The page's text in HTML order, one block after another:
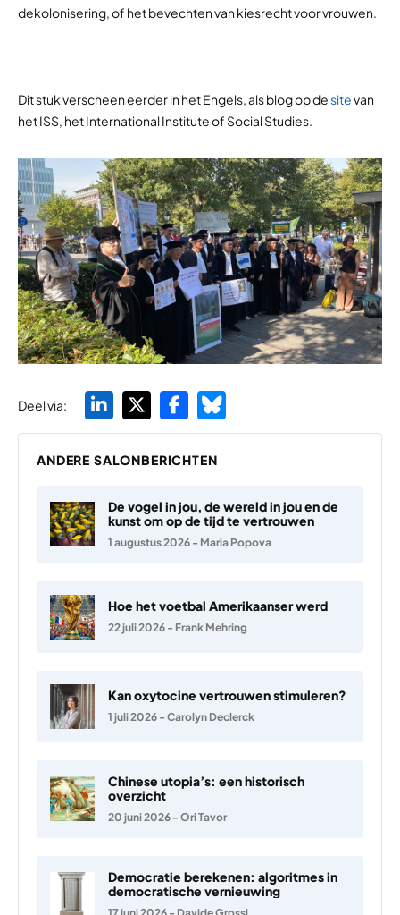
dekolonisering, of het bevechten van kiesrecht voor vrouwen.
Dit stuk verscheen eerder in het Engels, als blog op desitevan
het ISS, hetInternationalInstitute of Social Studies.
Deel via:
ANDERE SALONBERICHTEN
De vogel in jou, de wereld in jou en de
kunst om op de tijd te vertrouwen
1 augustus 2026 - Maria Popova
Hoe het voetbal Amerikaanser werd
22 juli 2026 - Frank Mehring
Kan oxytocine vertrouwen stimuleren?
1 juli 2026 - Carolyn Declerck
Chinese utopia’s: een historisch
overzicht
20 juni 2026 - Ori Tavor
Democratie berekenen: algoritmes in
democratische vernieuwing
17 juni 2026 - Davide Grossi